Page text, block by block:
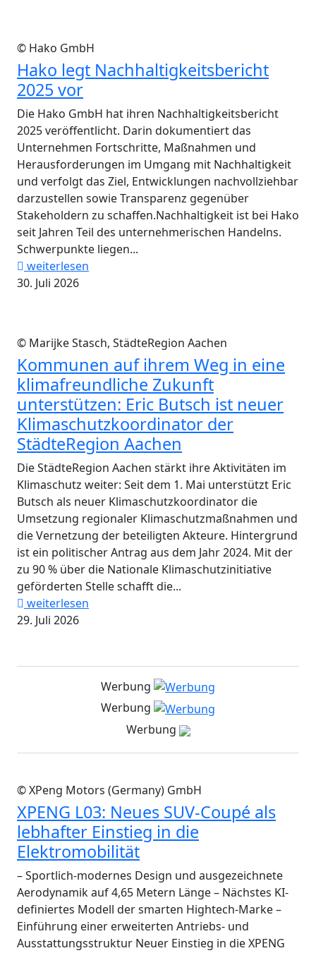
© Hako GmbH
Hako legt Nachhaltigkeitsbericht
2025 vor
Die Hako GmbH hat ihren Nachhaltigkeitsbericht
2025 veröffentlicht. Darin dokumentiert das
Unternehmen Fortschritte, Maßnahmen und
Herausforderungen im Umgang mit Nachhaltigkeit
und verfolgt das Ziel, Entwicklungen nachvollziehbar
darzustellen sowie Transparenz gegenüber
Stakeholdern zu schaffen.Nachhaltigkeit ist bei Hako
seit Jahren Teil des unternehmerischen Handelns.
Schwerpunkte liegen...
weiterlesen
30. Juli 2026
© Marijke Stasch, StädteRegion Aachen
Kommunen auf ihrem Weg in eine
klimafreundliche Zukunft
unterstützen: Eric Butsch ist neuer
Klimaschutzkoordinator der
StädteRegion Aachen
Die StädteRegion Aachen stärkt ihre Aktivitäten im
Klimaschutz weiter: Seit dem 1. Mai unterstützt Eric
Butsch als neuer Klimaschutzkoordinator die
Umsetzung regionaler Klimaschutzmaßnahmen und
die Vernetzung der beteiligten Akteure. Hintergrund
ist ein politischer Antrag aus dem Jahr 2024. Mit der
zu 90 % über die Nationale Klimaschutzinitiative
geförderten Stelle schafft die...
weiterlesen
29. Juli 2026
Werbung
Werbung
Werbung
© XPeng Motors (Germany) GmbH
XPENG L03: Neues SUV-Coupé als
lebhafter Einstieg in die
Elektromobilität
– Sportlich-modernes Design und ausgezeichnete
Aerodynamik auf 4,65 Metern Länge – Nächstes KI-
definiertes Modell der smarten Hightech-Marke –
Einführung einer erweiterten Antriebs- und
Ausstattungsstruktur Neuer Einstieg in die XPENG